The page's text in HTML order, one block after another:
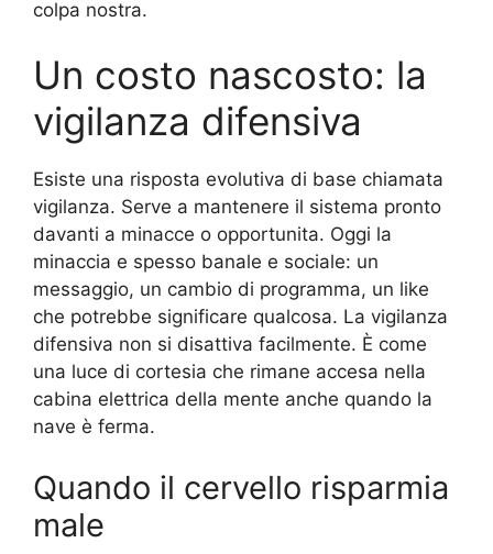
colpa nostra.
Un costo nascosto: la
vigilanza difensiva
Esiste una risposta evolutiva di base chiamata
vigilanza. Serve a mantenere il sistema pronto
davanti a minacce o opportunita. Oggi la
minaccia e spesso banale e sociale: un
messaggio, un cambio di programma, un like
che potrebbe significare qualcosa. La vigilanza
difensiva non si disattiva facilmente. È come
una luce di cortesia che rimane accesa nella
cabina elettrica della mente anche quando la
nave è ferma.
Quando il cervello risparmia
male